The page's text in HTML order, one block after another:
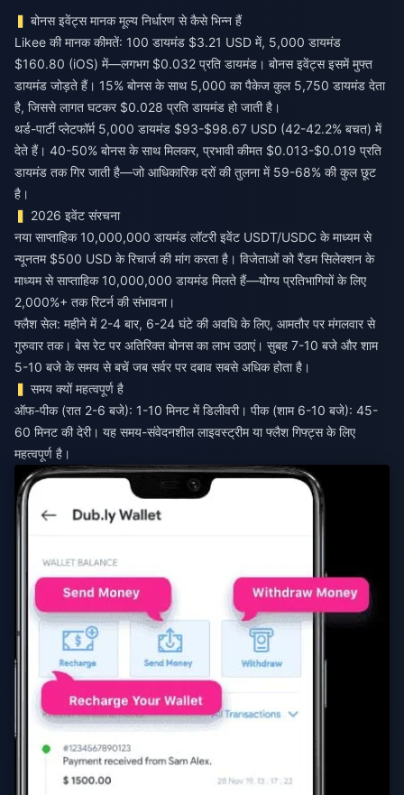
बोनस इवेंट्स मानक मूल्य निर्धारण से कैसे भिन्न हैं
Likee की मानक कीमतें: 100 डायमंड $3.21 USD में, 5,000 डायमंड
$160.80 (iOS) में—लगभग $0.032 प्रति डायमंड। बोनस इवेंट्स इसमें मुफ्त
डायमंड जोड़ते हैं। 15% बोनस के साथ 5,000 का पैकेज कुल 5,750 डायमंड देता
है, जिससे लागत घटकर $0.028 प्रति डायमंड हो जाती है।
थर्ड-पार्टी प्लेटफॉर्म 5,000 डायमंड $93-$98.67 USD (42-42.2% बचत) में
देते हैं। 40-50% बोनस के साथ मिलकर, प्रभावी कीमत $0.013-$0.019 प्रति
डायमंड तक गिर जाती है—जो आधिकारिक दरों की तुलना में 59-68% की कुल छूट
है।
2026 इवेंट संरचना
नया साप्ताहिक 10,000,000 डायमंड लॉटरी इवेंट USDT/USDC के माध्यम से
न्यूनतम $500 USD के रिचार्ज की मांग करता है। विजेताओं को रैंडम सिलेक्शन के
माध्यम से साप्ताहिक 10,000,000 डायमंड मिलते हैं—योग्य प्रतिभागियों के लिए
2,000%+ तक रिटर्न की संभावना।
फ्लैश सेल: महीने में 2-4 बार, 6-24 घंटे की अवधि के लिए, आमतौर पर मंगलवार से
गुरुवार तक। बेस रेट पर अतिरिक्त बोनस का लाभ उठाएं। सुबह 7-10 बजे और शाम
5-10 बजे के समय से बचें जब सर्वर पर दबाव सबसे अधिक होता है।
समय क्यों महत्वपूर्ण है
ऑफ-पीक (रात 2-6 बजे): 1-10 मिनट में डिलीवरी। पीक (शाम 6-10 बजे): 45-
60 मिनट की देरी। यह समय-संवेदनशील लाइवस्ट्रीम या फ्लैश गिफ्ट्स के लिए
महत्वपूर्ण है।